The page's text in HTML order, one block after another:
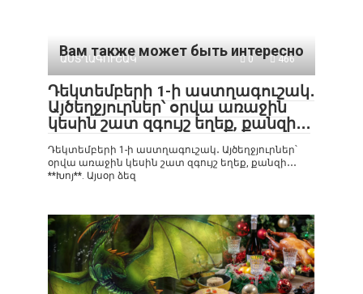
Вам также может быть интересно
ԱՍՏՂԱԳՈՒՇԱԿ 0 466
Դեկտեմբերի 1-ի աստղագուշակ․
Այծեղջյուրներ՝ օրվա առաջին
կեսին շատ զգույշ եղեք, քանզի․․․
Դեկտեմբերի 1-ի աստղագուշակ․ Այծեղջյուրներ՝
օրվա առաջին կեսին շատ զգույշ եղեք, քանզի․․․
**Խոյ**. Այսօր ձեզ